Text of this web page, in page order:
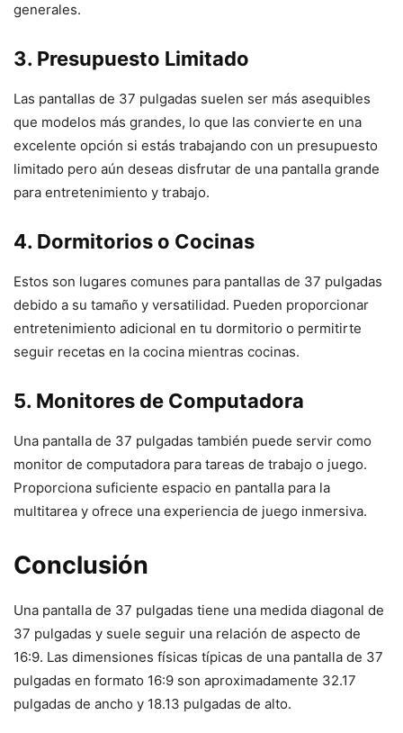
generales.
3. Presupuesto Limitado
Las pantallas de 37 pulgadas suelen ser más asequibles
que modelos más grandes, lo que las convierte en una
excelente opción si estás trabajando con un presupuesto
limitado pero aún deseas disfrutar de una pantalla grande
para entretenimiento y trabajo.
4. Dormitorios o Cocinas
Estos son lugares comunes para pantallas de 37 pulgadas
debido a su tamaño y versatilidad. Pueden proporcionar
entretenimiento adicional en tu dormitorio o permitirte
seguir recetas en la cocina mientras cocinas.
5. Monitores de Computadora
Una pantalla de 37 pulgadas también puede servir como
monitor de computadora para tareas de trabajo o juego.
Proporciona suficiente espacio en pantalla para la
multitarea y ofrece una experiencia de juego inmersiva.
Conclusión
Una pantalla de 37 pulgadas tiene una medida diagonal de
37 pulgadas y suele seguir una relación de aspecto de
16:9. Las dimensiones físicas típicas de una pantalla de 37
pulgadas en formato 16:9 son aproximadamente 32.17
pulgadas de ancho y 18.13 pulgadas de alto.